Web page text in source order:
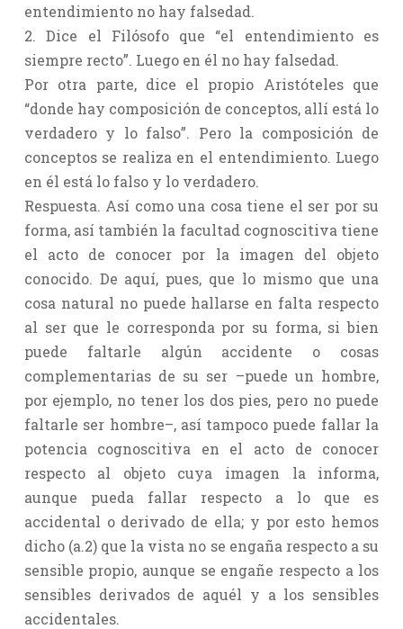
entendimiento no hay falsedad.
2. Dice el Filósofo que “el entendimiento es
siempre recto”. Luego en él no hay falsedad.
Por otra parte, dice el propio Aristóteles que
“donde hay composición de conceptos, allí está lo
verdadero y lo falso”. Pero la composición de
conceptos se realiza en el entendimiento. Luego
en él está lo falso y lo verdadero.
Respuesta. Así como una cosa tiene el ser por su
forma, así también la facultad cognoscitiva tiene
el acto de conocer por la imagen del objeto
conocido. De aquí, pues, que lo mismo que una
cosa natural no puede hallarse en falta respecto
al ser que le corresponda por su forma, si bien
puede faltarle algún accidente o cosas
complementarias de su ser –puede un hombre,
por ejemplo, no tener los dos pies, pero no puede
faltarle ser hombre–, así tampoco puede fallar la
potencia cognoscitiva en el acto de conocer
respecto al objeto cuya imagen la informa,
aunque pueda fallar respecto a lo que es
accidental o derivado de ella; y por esto hemos
dicho (a.2) que la vista no se engaña respecto a su
sensible propio, aunque se engañe respecto a los
sensibles derivados de aquél y a los sensibles
accidentales.